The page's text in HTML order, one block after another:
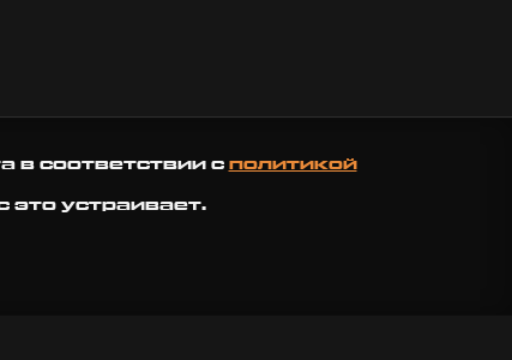
в соответствии с политикой
это устраивает.